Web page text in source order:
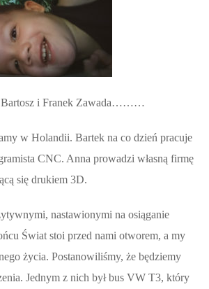
Bartosz i Franek Zawada………
w Holandii. Bartek na co dzień pracuje
CNC. Anna prowadzi własną firmę
się drukiem 3D.
nastawionymi na osiąganie
Świat stoi przed nami otworem, a my
życia. Postanowiliśmy, że będziemy
Jednym z nich był bus VW T3, który